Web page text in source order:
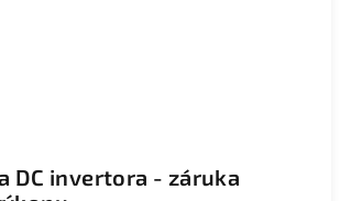
DC invertora - záruka